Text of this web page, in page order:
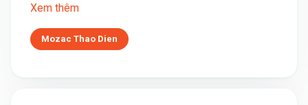
Xem thêm
Mozac Thao Dien